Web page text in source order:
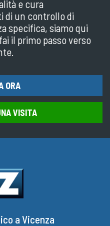
e cura
di un controllo di
specifica, siamo qui
il primo passo verso
ORA
VISITA
a Vicenza